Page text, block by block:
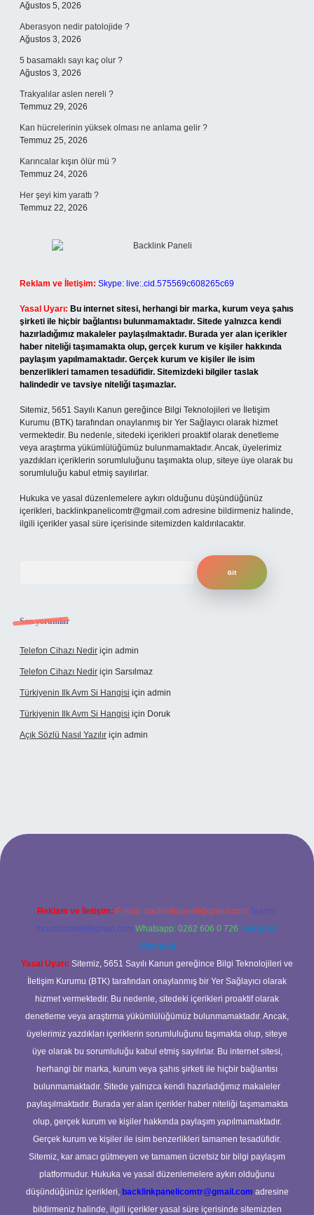
Ağustos 5, 2026
Aberasyon nedir patolojide ?
Ağustos 3, 2026
5 basamaklı sayı kaç olur ?
Ağustos 3, 2026
Trakyalılar aslen nereli ?
Temmuz 29, 2026
Kan hücrelerinin yüksek olması ne anlama gelir ?
Temmuz 25, 2026
Karıncalar kışın ölür mü ?
Temmuz 24, 2026
Her şeyi kim yarattı ?
Temmuz 22, 2026
Reklam ve İletişim: Skype: live:.cid.575569c608265c69
Yasal Uyarı: Bu internet sitesi, herhangi bir marka, kurum veya şahıs
şirketi ile hiçbir bağlantısı bulunmamaktadır. Sitede yalnızca kendi
hazırladığımız makaleler paylaşılmaktadır. Burada yer alan içerikler
haber niteliği taşımamakta olup, gerçek kurum ve kişiler hakkında
paylaşım yapılmamaktadır. Gerçek kurum ve kişiler ile isim
benzerlikleri tamamen tesadüfidir. Sitemizdeki bilgiler taslak
halindedir ve tavsiye niteliği taşımazlar.
Sitemiz, 5651 Sayılı Kanun gereğince Bilgi Teknolojileri ve İletişim
Kurumu (BTK) tarafından onaylanmış bir Yer Sağlayıcı olarak hizmet
vermektedir. Bu nedenle, sitedeki içerikleri proaktif olarak denetleme
veya araştırma yükümlülüğümüz bulunmamaktadır. Ancak, üyelerimiz
yazdıkları içeriklerin sorumluluğunu taşımakta olup, siteye üye olarak bu
sorumluluğu kabul etmiş sayılırlar.
Hukuka ve yasal düzenlemelere aykırı olduğunu düşündüğünüz
içerikleri, backlinkpanelicomtr@gmail.com adresine bildirmeniz halinde,
ilgili içerikler yasal süre içerisinde sitemizden kaldırılacaktır.
Son yorumlar
Telefon Cihazı Nedir için admin
Telefon Cihazı Nedir için Sarsılmaz
Türkiyenin Ilk Avm Si Hangisi için admin
Türkiyenin Ilk Avm Si Hangisi için Doruk
Açık Sözlü Nasıl Yazılır için admin
Reklam ve İletişim: E-mail: backlinkpaneli@gmail.com Teams:
forumhizmeti@gmail.com Whatsapp: 0262 606 0 726 Telegram:
@karabul
Yasal Uyarı: Sitemiz, 5651 Sayılı Kanun gereğince Bilgi Teknolojileri ve
İletişim Kurumu (BTK) tarafından onaylanmış bir Yer Sağlayıcı olarak
hizmet vermektedir. Bu nedenle, sitedeki içerikleri proaktif olarak
denetleme veya araştırma yükümlülüğümüz bulunmamaktadır. Ancak,
üyelerimiz yazdıkları içeriklerin sorumluluğunu taşımakta olup, siteye
üye olarak bu sorumluluğu kabul etmiş sayılırlar. Bu internet sitesi,
herhangi bir marka, kurum veya şahıs şirketi ile hiçbir bağlantısı
bulunmamaktadır. Sitede yalnızca kendi hazırladığımız makaleler
paylaşılmaktadır. Burada yer alan içerikler haber niteliği taşımamakta
olup, gerçek kurum ve kişiler hakkında paylaşım yapılmamaktadır.
Gerçek kurum ve kişiler ile isim benzerlikleri tamamen tesadüfidir.
Sitemiz, kar amacı gütmeyen ve tamamen ücretsiz bir bilgi paylaşım
platformudur. Hukuka ve yasal düzenlemelere aykırı olduğunu
düşündüğünüz içerikleri, backlinkpanelicomtr@gmail.com adresine
bildirmeniz halinde, ilgili içerikler yasal süre içerisinde sitemizden